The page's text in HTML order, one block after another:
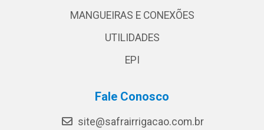
MANGUEIRAS E CONEXÕES
UTILIDADES
EPI
Fale Conosco
site@safrairrigacao.com.br